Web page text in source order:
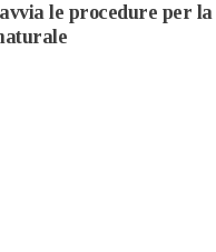
le procedure per